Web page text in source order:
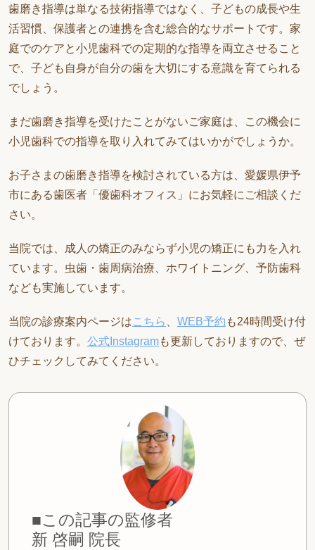
歯磨き指導は単なる技術指導ではなく、子どもの成長や生
活習慣、保護者との連携を含む総合的なサポートです。家
庭でのケアと小児歯科での定期的な指導を両立させること
で、子ども自身が自分の歯を大切にする意識を育てられる
でしょう。
まだ歯磨き指導を受けたことがないご家庭は、この機会に
小児歯科での指導を取り入れてみてはいかがでしょうか。
お子さまの歯磨き指導を検討されている方は、愛媛県伊予
市にある歯医者「優歯科オフィス」にお気軽にご相談くだ
さい。
当院では、成人の矯正のみならず小児の矯正にも力を入れ
ています。虫歯・歯周病治療、ホワイトニング、予防歯科
なども実施しています。
当院の診療案内ページはこちら WEB予約 も24時間受け付
けております。 公式Instagramも更新しておりますので、ぜ
ひチェックしてみてください。
■この記事の監修者
新 啓嗣 院長